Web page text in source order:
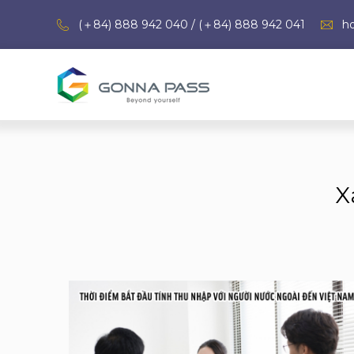
(＋84) 888 942 040 / (＋84) 888 942 041